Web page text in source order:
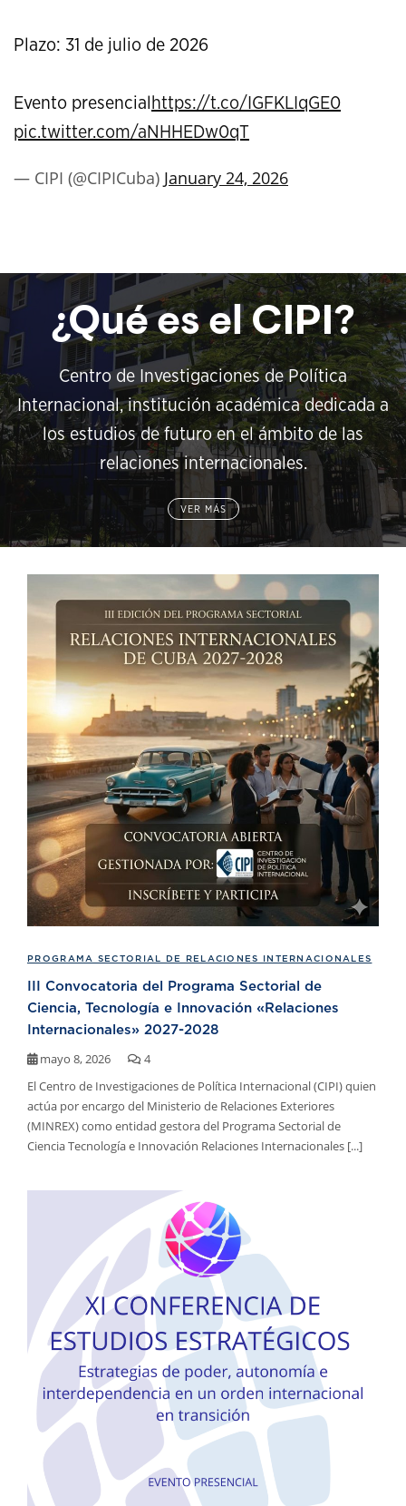
Plazo: 31 de julio de 2026
Evento presencial https://t.co/IGFKLIqGE0
pic.twitter.com/aNHHEDw0qT
— CIPI (@CIPICuba) January 24, 2026
¿Qué es el CIPI?
Centro de Investigaciones de Política
Internacional, institución académica dedicada a
los estudios de futuro en el ámbito de las
relaciones internacionales.
VER MÁS
PROGRAMA SECTORIAL DE RELACIONES INTERNACIONALES
III Convocatoria del Programa Sectorial de
Ciencia, Tecnología e Innovación «Relaciones
Internacionales» 2027-2028
mayo 8, 2026
4
El Centro de Investigaciones de Política Internacional (CIPI) quien
actúa por encargo del Ministerio de Relaciones Exteriores
(MINREX) como entidad gestora del Programa Sectorial de
Ciencia Tecnología e Innovación Relaciones Internacionales [...]